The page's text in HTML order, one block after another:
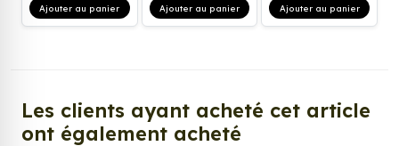
Ajouter au panier Ajouter au panier Ajouter au panier
Les clients ayant acheté cet article
ont également acheté